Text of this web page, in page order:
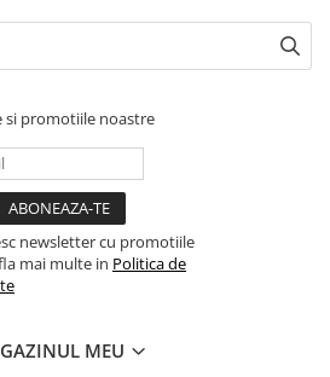
si
si promotiile noastre
newsletter cu promotiile
mai multe in Politica de
MEU